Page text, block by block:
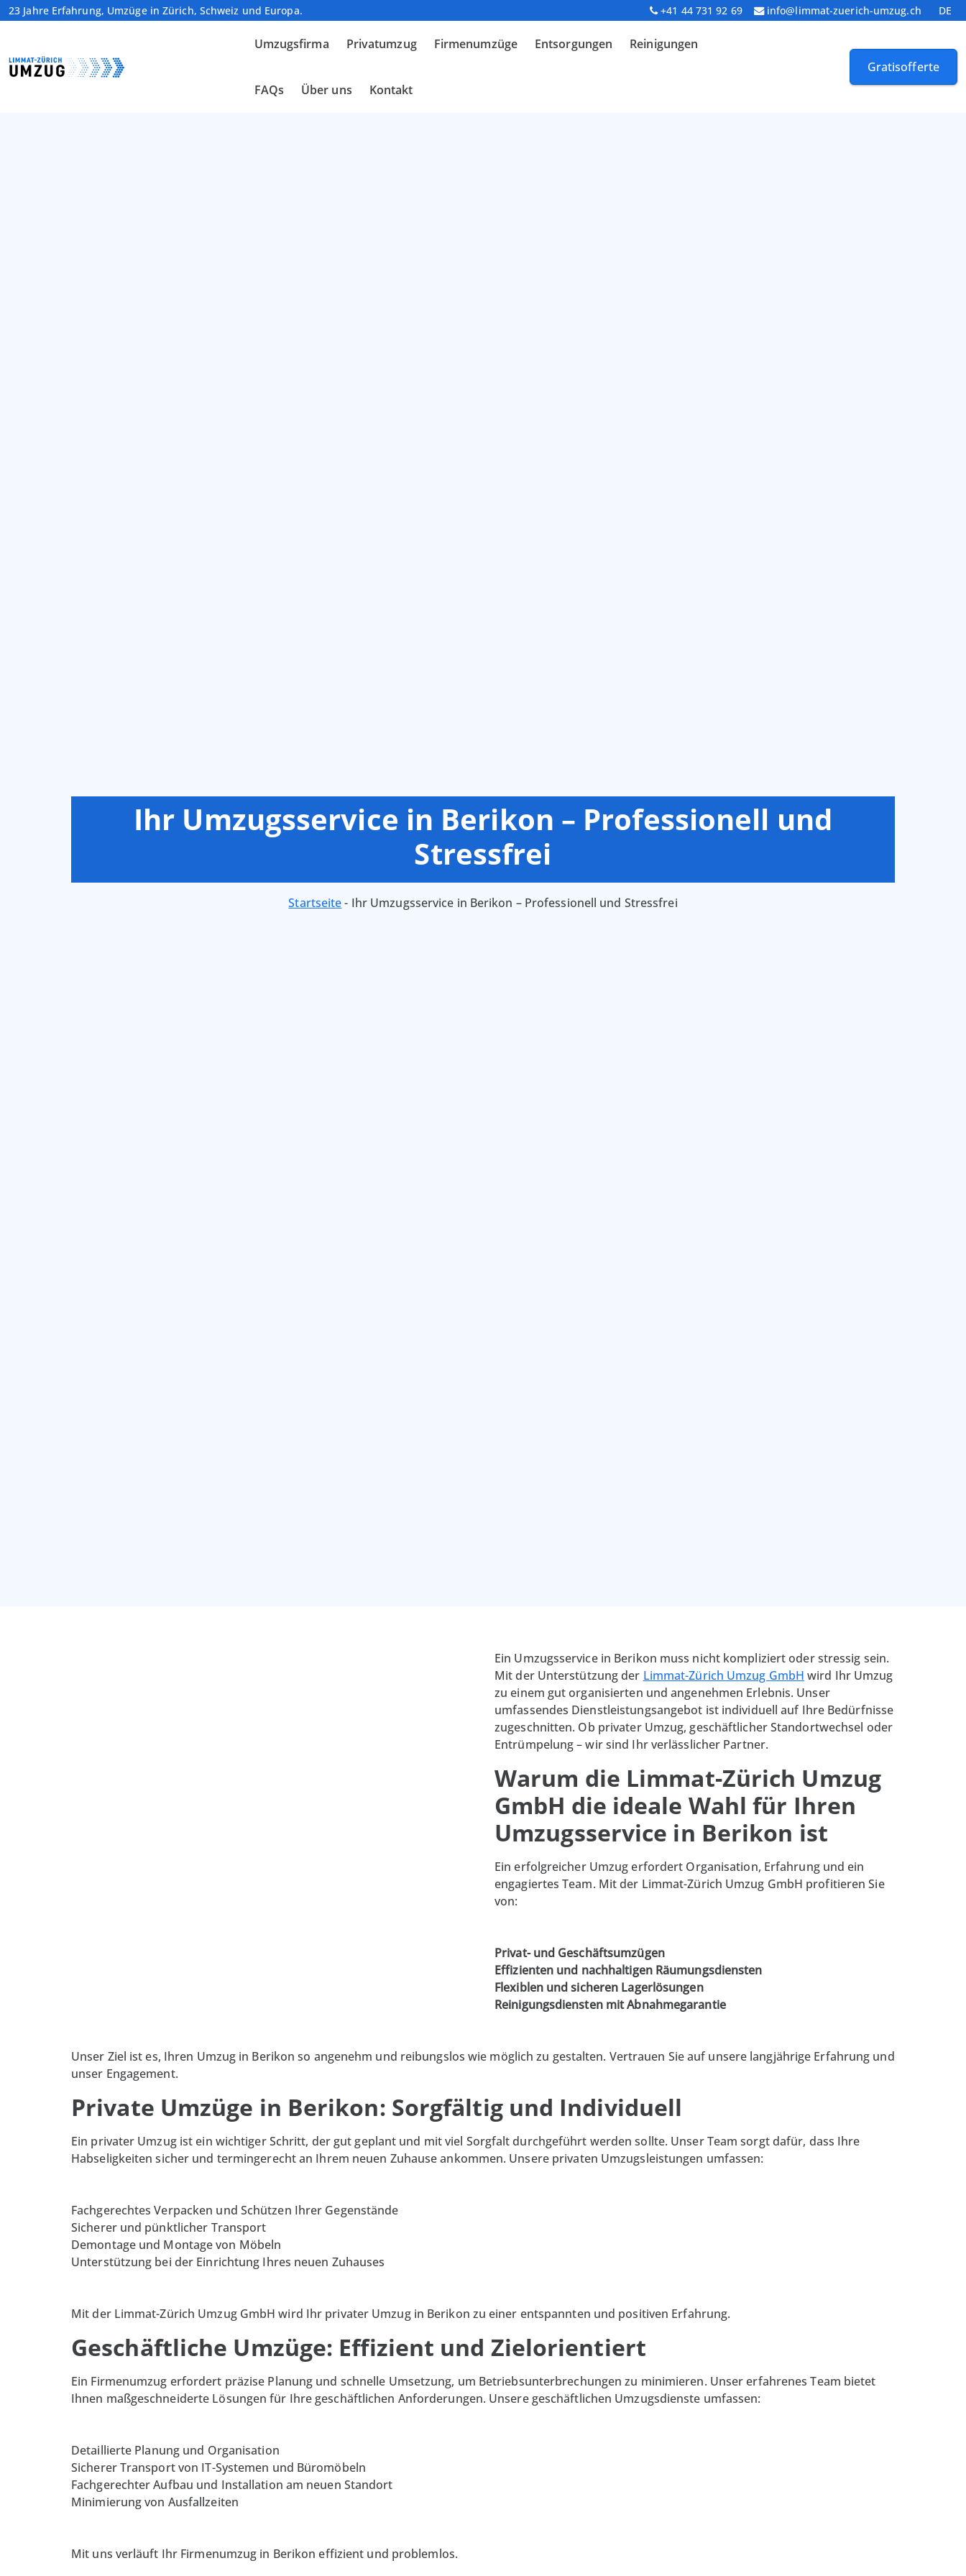
23 Jahre Erfahrung, Umzüge in Zürich, Schweiz und Europa. +41 44 731 92 69 info@limmat-zuerich-umzug.ch DE
Umzugsfirma Privatumzug Firmenumzüge Entsorgungen Reinigungen
FAQs Über uns Kontakt
Gratisofferte
Ihr Umzugsservice in Berikon – Professionell und
Stressfrei
Startseite- Ihr Umzugsservice in Berikon – Professionell und Stressfrei
Ein Umzugsservice in Berikon muss nicht kompliziert oder stressig sein.
Mit der Unterstützung der Limmat-Zürich Umzug GmbH wird Ihr Umzug
zu einem gut organisierten und angenehmen Erlebnis. Unser
umfassendes Dienstleistungsangebot ist individuell auf Ihre Bedürfnisse
zugeschnitten. Ob privater Umzug, geschäftlicher Standortwechsel oder
Entrümpelung – wir sind Ihr verlässlicher Partner.
Warum die Limmat-Zürich Umzug
GmbH die ideale Wahl für Ihren
Umzugsservice in Berikon ist
Ein erfolgreicher Umzug erfordert Organisation, Erfahrung und ein
engagiertes Team. Mit der Limmat-Zürich Umzug GmbH profitieren Sie
von:
Privat- und Geschäftsumzügen
Effizienten und nachhaltigen Räumungsdiensten
Flexiblen und sicheren Lagerlösungen
Reinigungsdiensten mit Abnahmegarantie
Unser Ziel ist es, Ihren Umzug in Berikon so angenehm und reibungslos wie möglich zu gestalten. Vertrauen Sie auf unsere langjährige Erfahrung und
unser Engagement.
Private Umzüge in Berikon: Sorgfältig und Individuell
Ein privater Umzug ist ein wichtiger Schritt, der gut geplant und mit viel Sorgfalt durchgeführt werden sollte. Unser Team sorgt dafür, dass Ihre
Habseligkeiten sicher und termingerecht an Ihrem neuen Zuhause ankommen. Unsere privaten Umzugsleistungen umfassen:
Fachgerechtes Verpacken und Schützen Ihrer Gegenstände
Sicherer und pünktlicher Transport
Demontage und Montage von Möbeln
Unterstützung bei der Einrichtung Ihres neuen Zuhauses
Mit der Limmat-Zürich Umzug GmbH wird Ihr privater Umzug in Berikon zu einer entspannten und positiven Erfahrung.
Geschäftliche Umzüge: Effizient und Zielorientiert
Ein Firmenumzug erfordert präzise Planung und schnelle Umsetzung, um Betriebsunterbrechungen zu minimieren. Unser erfahrenes Team bietet
Ihnen maßgeschneiderte Lösungen für Ihre geschäftlichen Anforderungen. Unsere geschäftlichen Umzugsdienste umfassen:
Detaillierte Planung und Organisation
Sicherer Transport von IT-Systemen und Büromöbeln
Fachgerechter Aufbau und Installation am neuen Standort
Minimierung von Ausfallzeiten
Mit uns verläuft Ihr Firmenumzug in Berikon effizient und problemlos.